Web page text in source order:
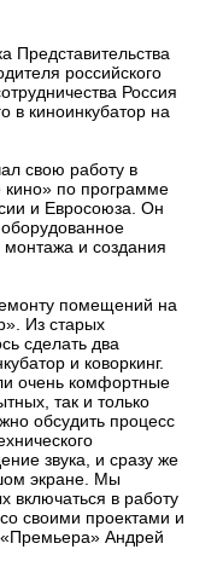
Представительства
российского
Россия
в киноинкубатор на
свою работу в
кино» по программе
и Евросоюза. Он
монтажа и создания
помещений на
Из старых
сделать два
и коворкинг.
очень комфортные
так и только
обсудить процесс
звука, и сразу же
экране. Мы
включаться в работу
своими проектами и
«Премьера» Андрей